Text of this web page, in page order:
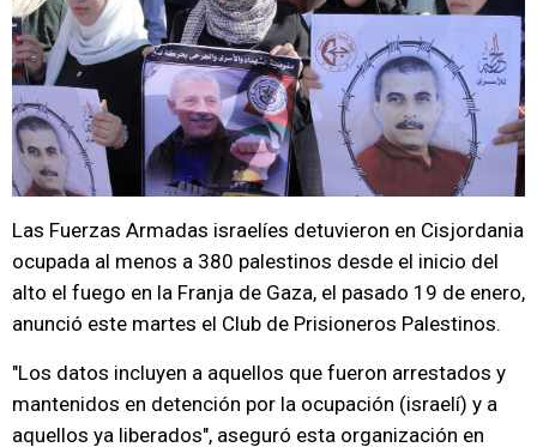
Las Fuerzas Armadas israelíes detuvieron en Cisjordania
ocupada al menos a 380 palestinos desde el inicio del
alto el fuego en la Franja de Gaza, el pasado 19 de enero,
anunció este martes el Club de Prisioneros Palestinos.
"Los datos incluyen a aquellos que fueron arrestados y
mantenidos en detención por la ocupación (israelí) y a
aquellos ya liberados", aseguró esta organización en